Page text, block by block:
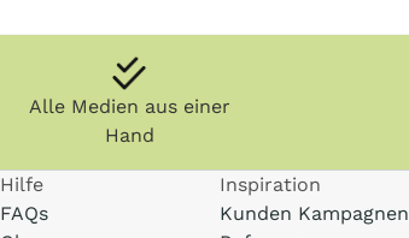
Alle Medien aus einer
Hand
Hilfe
FAQs
Inspiration
Kunden Kampagnen